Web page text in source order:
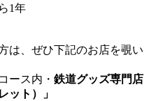
1年
は、ぜひ下記のお店を覗い
ース内・ 鉄道グッズ専門店
ト）」